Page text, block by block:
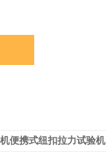
便携式纽扣拉力试验机